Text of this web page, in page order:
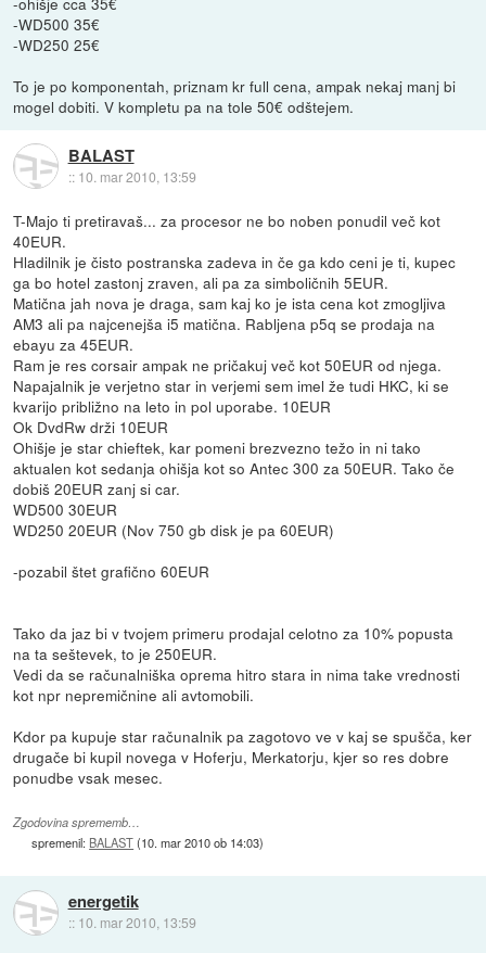
-WD500 35€
-WD250 25€
To je po komponentah, priznam kr full cena, ampak nekaj manj bi
mogel dobiti. V kompletu pa na tole 50€ odštejem.
BALAST
:: 10. mar 2010, 13:59
T-Majo ti pretiravaš... za procesor ne bo noben ponudil več kot
40EUR.
Hladilnik je čisto postranska zadeva in če ga kdo ceni je ti, kupec
ga bo hotel zastonj zraven, ali pa za simboličnih 5EUR.
Matična jah nova je draga, sam kaj ko je ista cena kot zmogljiva
AM3 ali pa najcenejša i5 matična. Rabljena p5q se prodaja na
ebayu za 45EUR.
Ram je res corsair ampak ne pričakuj več kot 50EUR od njega.
Napajalnik je verjetno star in verjemi sem imel že tudi HKC, ki se
kvarijo približno na leto in pol uporabe. 10EUR
Ok DvdRw drži 10EUR
Ohišje je star chieftek, kar pomeni brezvezno težo in ni tako
aktualen kot sedanja ohišja kot so Antec 300 za 50EUR. Tako če
dobiš 20EUR zanj si car.
WD500 30EUR
WD250 20EUR (Nov 750 gb disk je pa 60EUR)
-pozabil štet grafično 60EUR
Tako da jaz bi v tvojem primeru prodajal celotno za 10% popusta
na ta seštevek, to je 250EUR.
Vedi da se računalniška oprema hitro stara in nima take vrednosti
kot npr nepremičnine ali avtomobili.
Kdor pa kupuje star računalnik pa zagotovo ve v kaj se spušča, ker
drugače bi kupil novega v Hoferju, Merkatorju, kjer so res dobre
ponudbe vsak mesec.
Zgodovina sprememb…
spremenil: BALAST(10. mar 2010 ob 14:03)
energetik
:: 10. mar 2010, 13:59